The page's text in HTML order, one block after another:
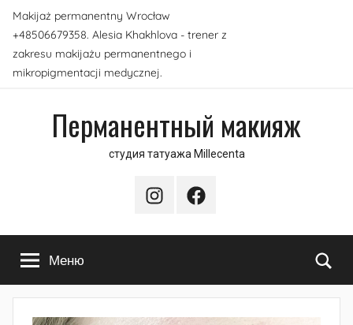
Перейти
содержимому
Makijaż permanentny Wrocław
+48506679358. Alesia Khakhlova - trener z
zakresu makijażu permanentnego i
mikropigmentacji medycznej.
Перманентный макияж
студия татуажа Millecenta
InstagramFacebook
Меню